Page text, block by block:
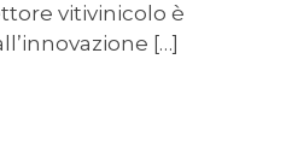
vitivinicolo è
[…]